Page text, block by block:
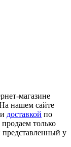
магазине
нашем сайте
доставкой по
только
у